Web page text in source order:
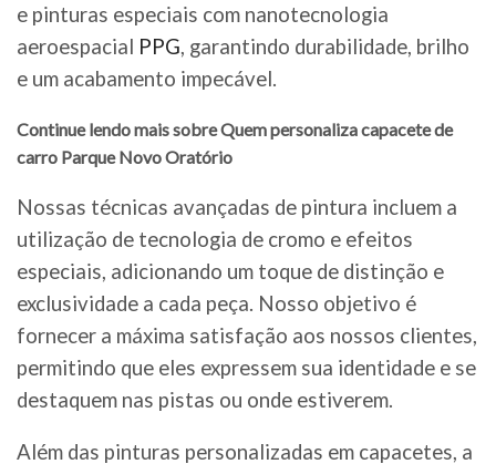
e pinturas especiais com nanotecnologia
aeroespacial PPG, garantindo durabilidade, brilho
e um acabamento impecável.
Continue lendo mais sobre Quem personaliza capacete de
carro Parque Novo Oratório
Nossas técnicas avançadas de pintura incluem a
utilização de tecnologia de cromo e efeitos
especiais, adicionando um toque de distinção e
exclusividade a cada peça. Nosso objetivo é
fornecer a máxima satisfação aos nossos clientes,
permitindo que eles expressem sua identidade e se
destaquem nas pistas ou onde estiverem.
Além das pinturas personalizadas em capacetes, a